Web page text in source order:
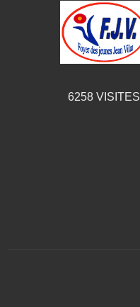
6258 VISITES